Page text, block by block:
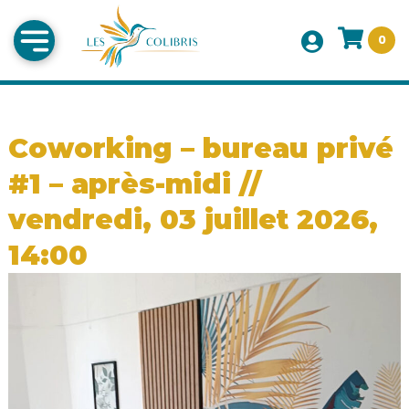
0
Coworking – bureau privé
#1 – après-midi //
vendredi, 03 juillet 2026,
14:00